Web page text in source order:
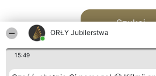
ORŁY Jubilerstwa
15:49
Szukaj